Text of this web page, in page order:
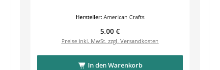
Hersteller: American Crafts
Regulärer Preis:
5,00 €
Preise inkl. MwSt. zzgl. Versandkosten
In den Warenkorb